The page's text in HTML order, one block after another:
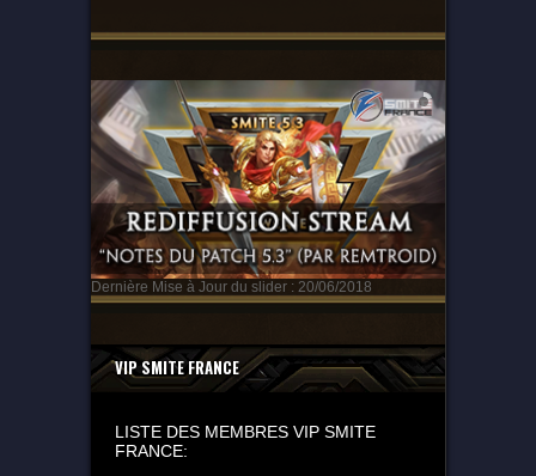
Dernière Mise à Jour du slider : 20/06/2018
VIP SMITE FRANCE
LISTE DES MEMBRES VIP SMITE
FRANCE: